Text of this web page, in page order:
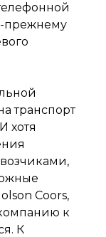
прежнему
транспорт
хотя
Coors,
к
К